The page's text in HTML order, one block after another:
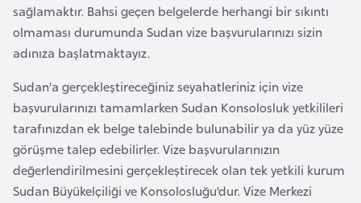
sağlamaktır. Bahsi geçen belgelerde herhangi bir sıkıntı
olmaması durumunda Sudan vize başvurularınızı sizin
adınıza başlatmaktayız.
Sudan’a gerçekleştireceğiniz seyahatleriniz için vize
başvurularınızı tamamlarken Sudan Konsolosluk yetkilileri
tarafınızdan ek belge talebinde bulunabilir ya da yüz yüze
görüşme talep edebilirler. Vize başvurularınızın
değerlendirilmesini gerçekleştirecek olan tek yetkili kurum
Sudan Büyükelçiliği ve Konsolosluğu’dur. Vize Merkezi
F
a
s
Ç
a
d